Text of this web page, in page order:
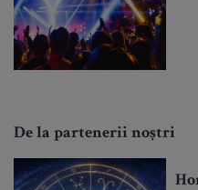
De la partenerii noștri